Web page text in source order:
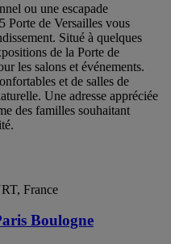
ou une escapade
Porte de Versailles vous
Situé à quelques
de la Porte de
les salons et événements.
et de salles de
Une adresse appréciée
des familles souhaitant
France
Boulogne